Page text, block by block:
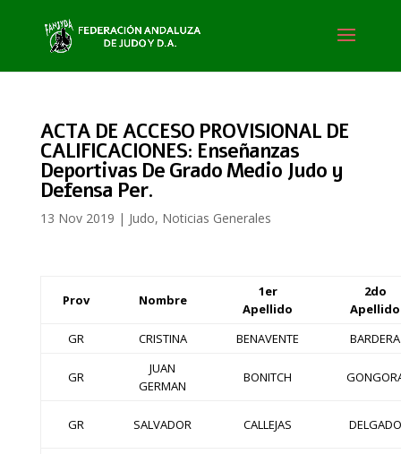
ACTA DE ACCESO PROVISIONAL DE
CALIFICACIONES: Enseñanzas
Deportivas De Grado Medio Judo y
Defensa Per.
13 Nov 2019 | Judo, Noticias Generales
Prov Nombre
1er
Apellido
2do
Apellido
GR
CRISTINA BENAVENTE BARDERA
GR
JUAN
GERMAN
BONITCH
GR SALVADOR CALLEJAS DELGADO